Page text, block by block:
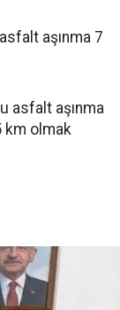
aşınma 7
asfalt aşınma
km olmak